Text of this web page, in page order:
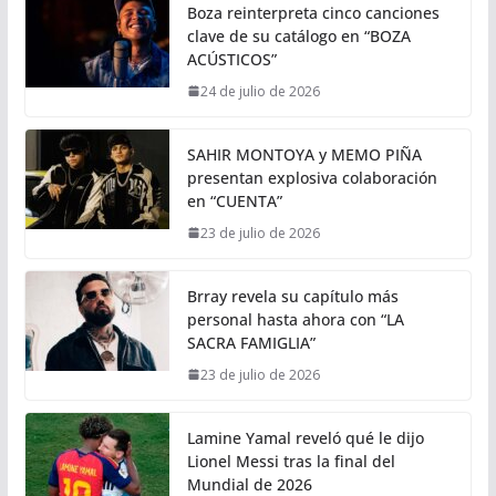
Boza reinterpreta cinco canciones
clave de su catálogo en “BOZA
ACÚSTICOS”
24 de julio de 2026
SAHIR MONTOYA y MEMO PIÑA
presentan explosiva colaboración
en “CUENTA”
23 de julio de 2026
Brray revela su capítulo más
personal hasta ahora con “LA
SACRA FAMIGLIA”
23 de julio de 2026
Lamine Yamal reveló qué le dijo
Lionel Messi tras la final del
Mundial de 2026